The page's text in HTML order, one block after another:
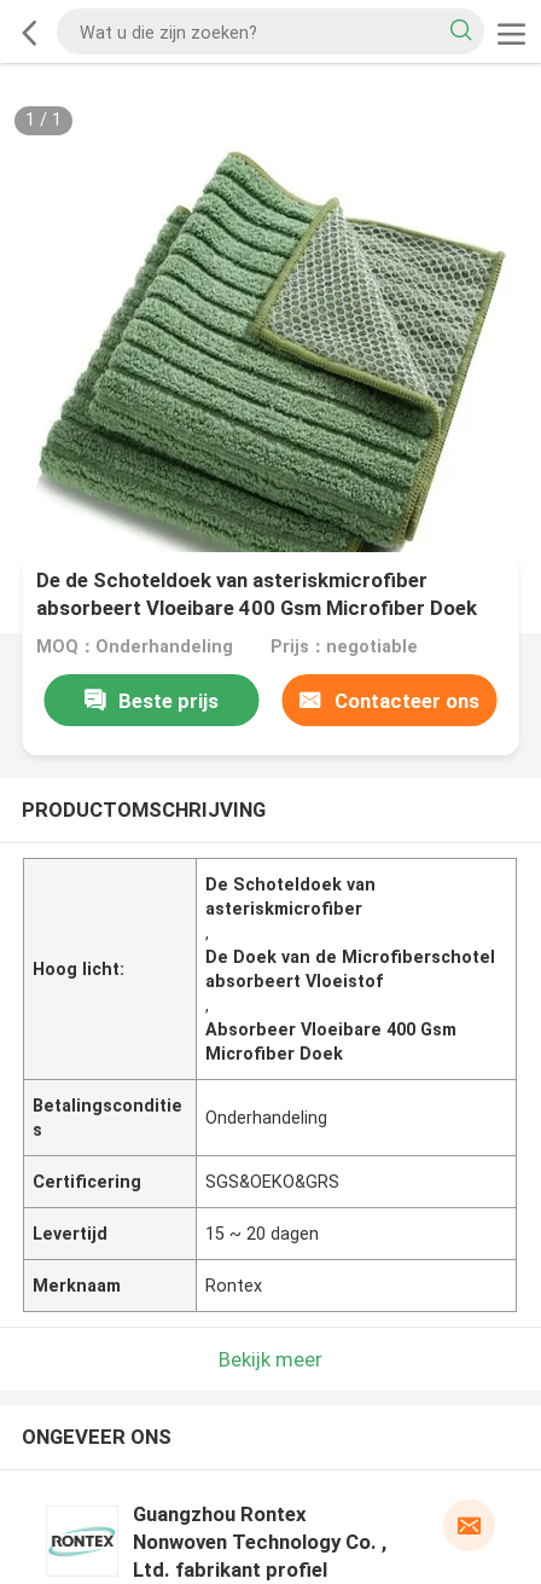
1 / 1
De de Schoteldoek van asteriskmicrofiber
absorbeert Vloeibare 400 Gsm Microfiber Doek
MOQ：Onderhandeling Prijs：negotiable
Beste prijs Contacteer ons
PRODUCTOMSCHRIJVING
Hoog licht:
De Schoteldoek van
asteriskmicrofiber
,
De Doek van de Microfiberschotel
absorbeert Vloeistof
,
Absorbeer Vloeibare 400 Gsm
Microfiber Doek
Betalingsconditie
s
Onderhandeling
Certificering SGS&OEKO&GRS
Levertijd 15 ~ 20 dagen
Merknaam Rontex
Bekijk meer
ONGEVEER ONS
Guangzhou Rontex
Nonwoven Technology Co. ,
Ltd. fabrikant profiel